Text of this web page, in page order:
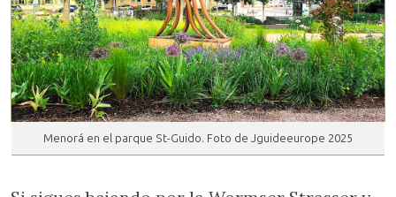
Menorá en el parque St-Guido. Foto de Jguideeurope 2025